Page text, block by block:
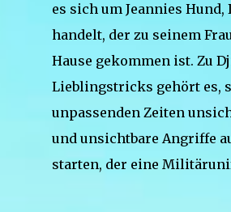
es sich um Jeannies
handelt, der zu seinem
Hause gekommen ist. Zu
Lieblingstricks gehört es,
unpassenden Zeiten
und unsichtbare Angriffe
starten, der eine